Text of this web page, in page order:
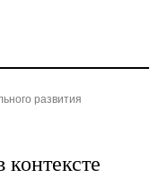
развития